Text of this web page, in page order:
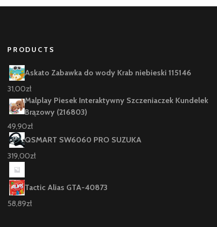
PRODUCTS
Askato Zabawka do wody Krab niebieski 115146
31,00zł
Malplay Piesek Interaktywny Szczeniaczek Kundelek
Brązowy (216803)
49,90zł
QSMART SW6060 PRO SUZUKA
319,00zł
Tactic Alias GTA-40873
58,89zł